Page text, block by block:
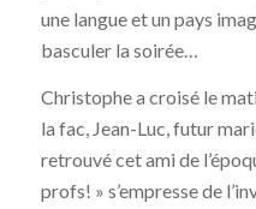
une langue et un pays
basculer la soirée…
Christophe a croisé le
la fac, Jean-Luc, futur
retrouvé cet ami de
profs! » s’empresse de